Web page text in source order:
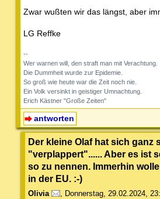
Zwar wußten wir das längst, aber
LG Reffke
--
Wer warnen will, den straft man mit Verachtung.
Die Dummheit wurde zur Epidemie.
So groß wie heute war die Zeit noch nie.
Ein Volk versinkt in geistiger Umnachtung.
Erich Kästner "Große Zeiten"
antworten
Der kleine Olaf hat sich ganz
"verplappert"...... Aber es ist
so zu nennen. Immerhin
in der EU. :-)
Olivia , Donnerstag, 29.02.2024,